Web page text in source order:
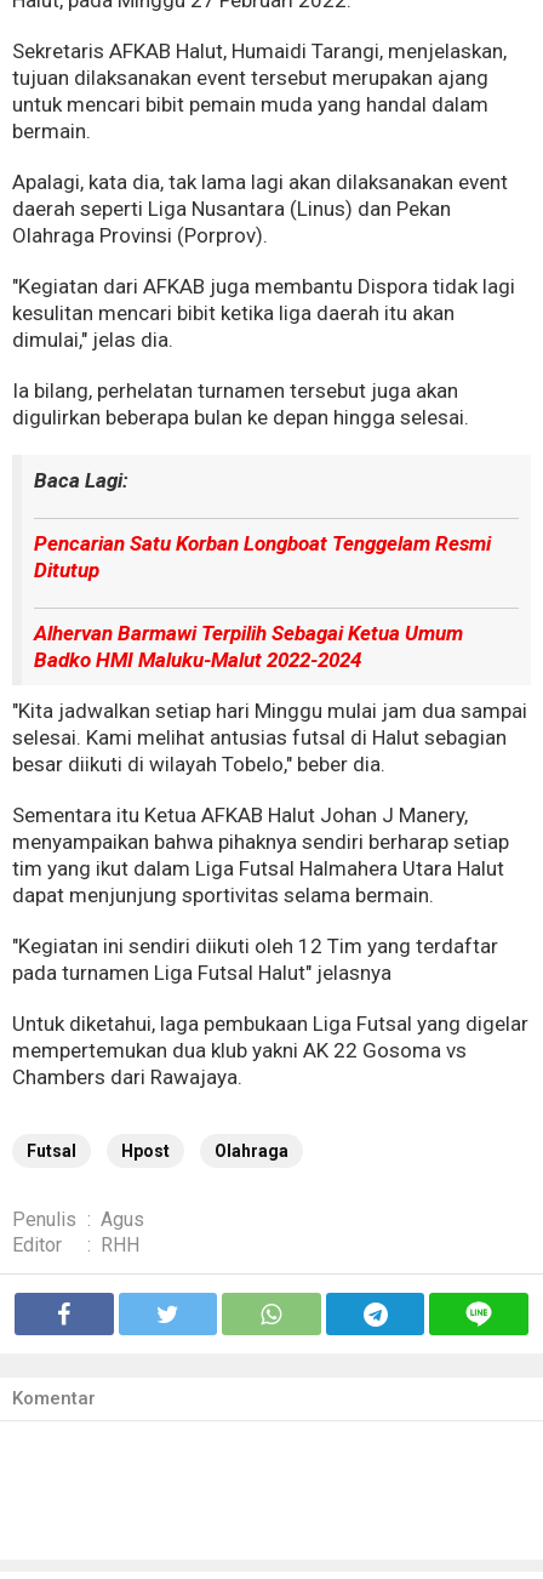
Sekretaris AFKAB Halut, Humaidi Tarangi, menjelaskan,
tujuan dilaksanakan event tersebut merupakan ajang
untuk mencari bibit pemain muda yang handal dalam
bermain.
Apalagi, kata dia, tak lama lagi akan dilaksanakan event
daerah seperti Liga Nusantara (Linus) dan Pekan
Olahraga Provinsi (Porprov).
"Kegiatan dari AFKAB juga membantu Dispora tidak lagi
kesulitan mencari bibit ketika liga daerah itu akan
dimulai," jelas dia.
Ia bilang, perhelatan turnamen tersebut juga akan
digulirkan beberapa bulan ke depan hingga selesai.
Baca Lagi:
Pencarian Satu Korban Longboat Tenggelam Resmi
Ditutup
Alhervan Barmawi Terpilih Sebagai Ketua Umum
Badko HMI Maluku-Malut 2022-2024
"Kita jadwalkan setiap hari Minggu mulai jam dua sampai
selesai. Kami melihat antusias futsal di Halut sebagian
besar diikuti di wilayah Tobelo," beber dia.
Sementara itu Ketua AFKAB Halut Johan J Manery,
menyampaikan bahwa pihaknya sendiri berharap setiap
tim yang ikut dalam Liga Futsal Halmahera Utara Halut
dapat menjunjung sportivitas selama bermain.
"Kegiatan ini sendiri diikuti oleh 12 Tim yang terdaftar
pada turnamen Liga Futsal Halut" jelasnya
Untuk diketahui, laga pembukaan Liga Futsal yang digelar
mempertemukan dua klub yakni AK 22 Gosoma vs
Chambers dari Rawajaya.
Futsal Hpost Olahraga
Penulis : Agus
Editor
: RHH
Komentar